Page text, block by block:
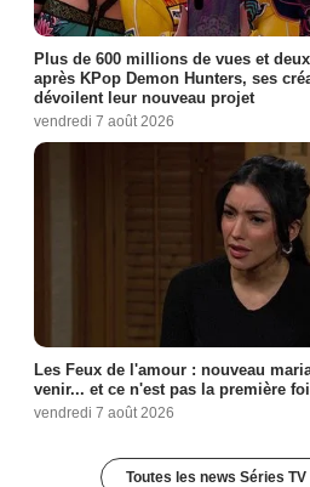
Plus de 600 millions de vues et
après KPop Demon Hunters, ses
dévoilent leur nouveau projet
vendredi 7 août 2026
Les Feux de l'amour : nouveau
venir... et ce n'est pas la première
vendredi 7 août 2026
Toutes les news Séries TV